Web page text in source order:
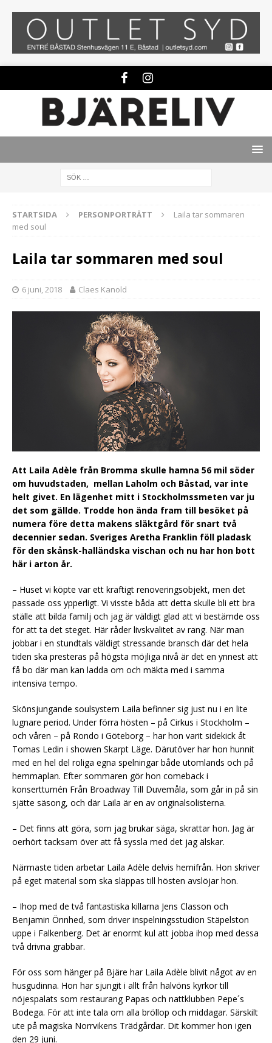
STARTSIDA PERSONPORTRÄTT
Laila tar sommaren
med soul
Laila tar sommaren med soul
6 juni, 2018 Claes Kanold
Att Laila Adèle från Bromma skulle hamna 56 mil söder
om huvudstaden, mellan Laholm och Båstad, var inte
helt givet. En lägenhet mitt i Stockholmssmeten var ju
det som gällde. Trodde hon ända fram till besöket på
numera före detta makens släktgård för snart två
decennier sedan. Sveriges Aretha Franklin föll pladask
för den skånsk-halländska vischan och nu har hon bott
här i arton år.
– Huset vi köpte var ett kraftigt renoveringsobjekt, men det
passade oss ypperligt. Vi visste båda att detta skulle bli ett bra
ställe att bilda familj och jag är väldigt glad att vi bestämde oss
för att ta det steget. Här råder livskvalitet av rang. När man
jobbar i en stundtals väldigt stressande bransch där det hela
tiden ska presteras på högsta möjliga nivå är det en ynnest att
få bo där man kan ladda om och mäkta med i samma
intensiva tempo.
Skönsjungande soulsystern Laila befinner sig just nu i en lite
lugnare period. Under förra hösten – på Cirkus i Stockholm –
och våren – på Rondo i Göteborg – har hon varit sidekick åt
Tomas Ledin i showen Skarpt Läge. Därutöver har hon hunnit
med en hel del roliga egna spelningar både utomlands och på
hemmaplan. Efter sommaren gör hon comeback i
konsertturnén Från Broadway Till Duvemåla, som går in på sin
sjätte säsong, och där Laila är en av originalsolisterna.
– Det finns att göra, som jag brukar säga, skrattar hon. Jag är
oerhört tacksam över att få syssla med det jag älskar.
Närmaste tiden arbetar Laila Adèle delvis hemifrån. Hon skriver
på eget material som ska släppas till hösten avslöjar hon.
– Ihop med de två fantastiska killarna Jens Classon och
Benjamin Önnhed, som driver inspelningsstudion Stäpelston
uppe i Falkenberg. Det är enormt kul att jobba ihop med dessa
två drivna grabbar.
För oss som hänger på Bjäre har Laila Adèle blivit något av en
husgudinna. Hon har sjungit i allt från halvöns kyrkor till
nöjespalats som restaurang Papas och nattklubben Pepe´s
Bodega. För att inte tala om alla bröllop och middagar. Särskilt
ute på magiska Norrvikens Trädgårdar. Dit kommer hon igen
den 29 juni.